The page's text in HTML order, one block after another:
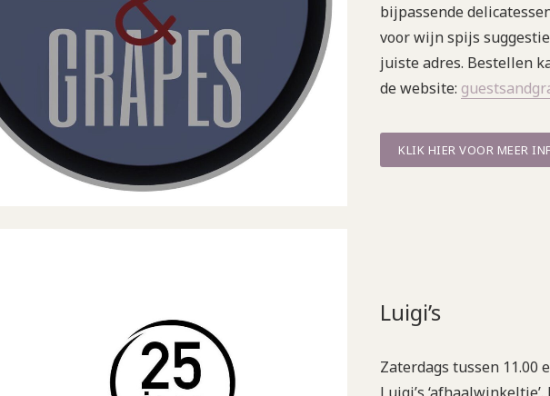
bijpassende
voor wijn spijs
juiste adres. Bestellen
de website:
KLIK HIER VOOR MEER
Luigi’s
Zaterdags tussen 11.00
Luigi’s